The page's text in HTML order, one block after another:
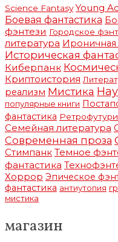
Science Fantasy Young
Боевая фантастика
фэнтези Городское
литература Ироничная
Историческая
Киберпанк
Криптоистория
реализм Мистика
популярные книги
фантастика
Семейная литература
Современная проза
Стимпанк Темное
фантастика
Хоррор Эпическое
фантастика антиутопия
мистика
магазин